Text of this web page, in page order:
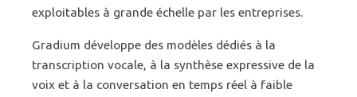
exploitables à grande échelle par les entreprises.
Gradium développe des modèles dédiés à la
transcription vocale, à la synthèse expressive de la
voix et à la conversation en temps réel à faible